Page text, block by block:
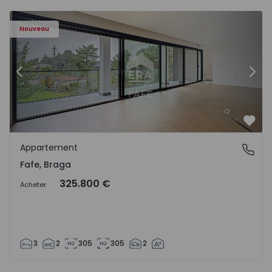
Nouveau
Précédent
Fafe, Braga
Appartement
Fafe, Braga
Acheter 325.800 €
3 2 305 305 2